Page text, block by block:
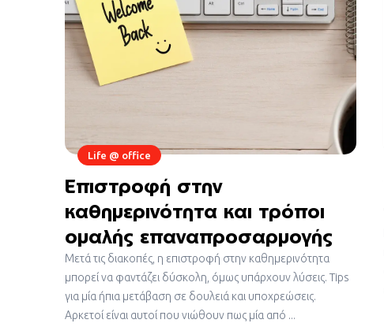
Life @ office
Επιστροφή στην
καθημερινότητα και τρόποι
ομαλής επαναπροσαρμογής
Μετά τις διακοπές, η επιστροφή στην καθημερινότητα
μπορεί να φαντάζει δύσκολη, όμως υπάρχουν λύσεις. Tips
για μία ήπια μετάβαση σε δουλειά και υποχρεώσεις.
Αρκετοί είναι αυτοί που νιώθουν πως μία από ...